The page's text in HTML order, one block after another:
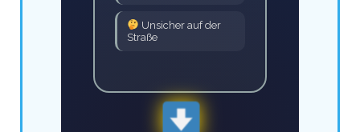
Unsicher auf der
Straße